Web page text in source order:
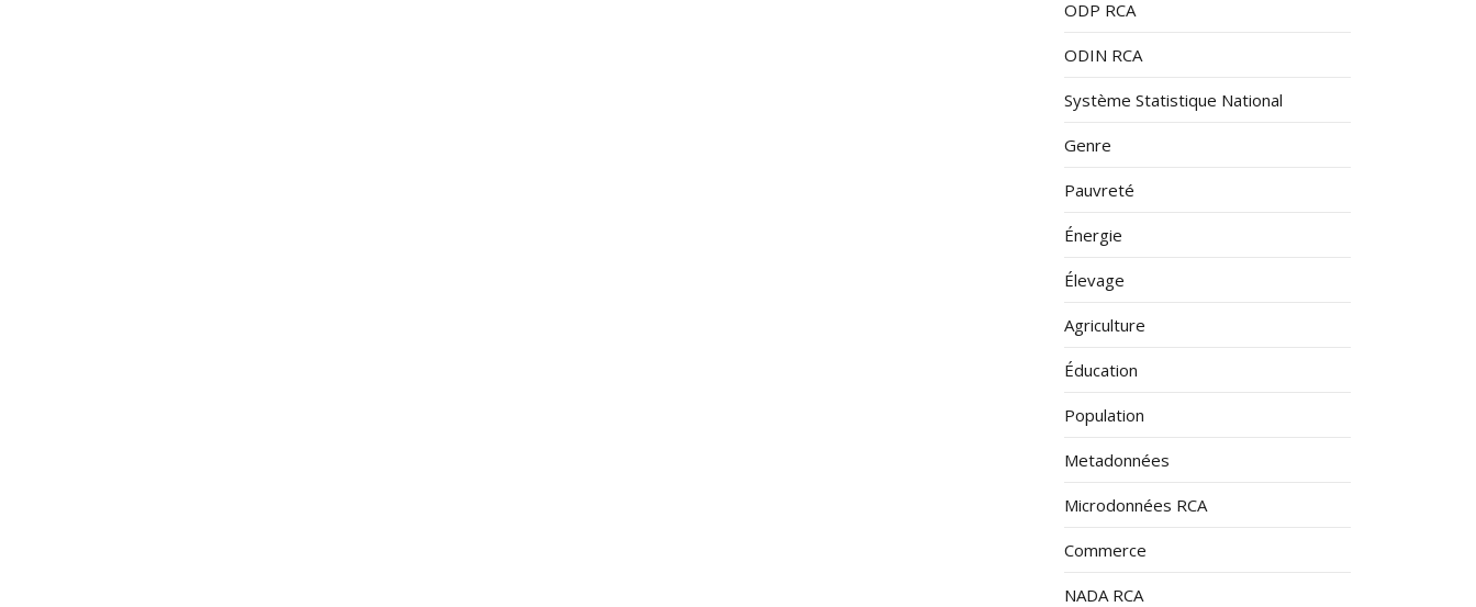
ODP RCA
ODIN RCA
Système Statistique National
Genre
Pauvreté
Énergie
Élevage
Agriculture
Éducation
Population
Metadonnées
Microdonnées RCA
Commerce
NADA RCA